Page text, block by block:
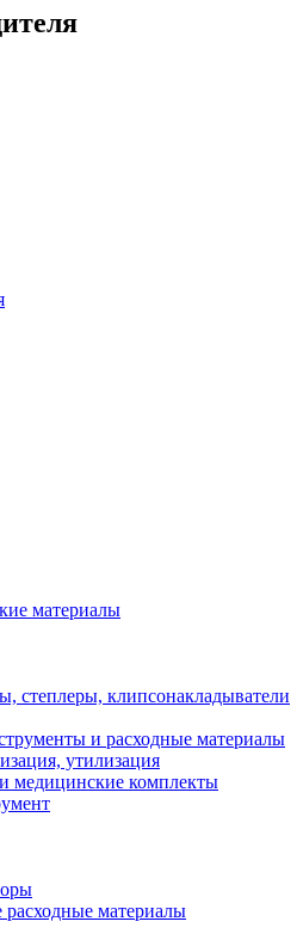
материалы
степлеры, клипсонакладыватели
и расходные материалы
утилизация
медицинские комплекты
материалы